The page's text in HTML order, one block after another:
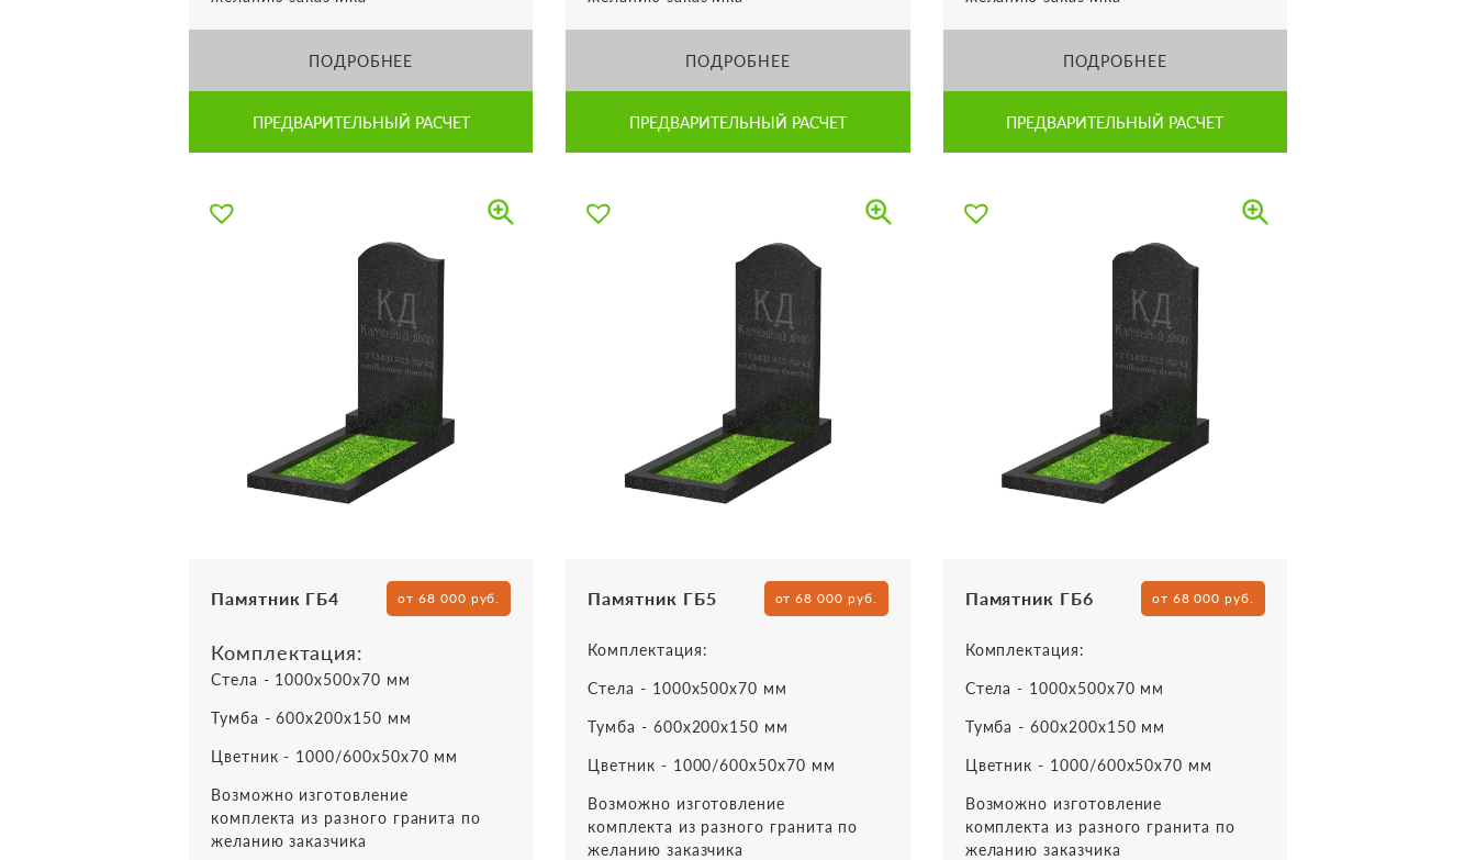
ПОДРОБНЕЕ
ПРЕДВАРИТЕЛЬНЫЙ РАСЧЕТ
ПОДРОБНЕЕ
ПРЕДВАРИТЕЛЬНЫЙ РАСЧЕТ
ПОДРОБНЕЕ
ПРЕДВАРИТЕЛЬНЫЙ РАСЧЕТ
Памятник ГБ4 от 68 000 руб.
Комплектация:
Стела - 1000х500х70 мм
Тумба - 600х200х150 мм
Цветник - 1000/600х50х70 мм
Возможно изготовление
комплекта из разного гранита по
желанию заказчика
Памятник ГБ5 от 68 000 руб.
Комплектация:
Стела - 1000х500х70 мм
Тумба - 600х200х150 мм
Цветник - 1000/600х50х70 мм
Возможно изготовление
комплекта из разного гранита по
желанию заказчика
Памятник ГБ6 от 68 000 руб.
Комплектация:
Стела - 1000х500х70 мм
Тумба - 600х200х150 мм
Цветник - 1000/600х50х70 мм
Возможно изготовление
комплекта из разного гранита по
желанию заказчика